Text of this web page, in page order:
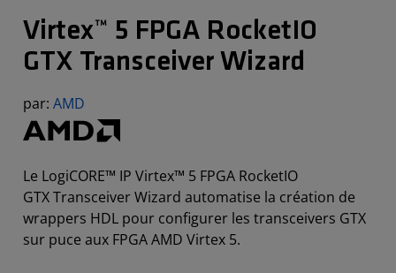
Virtex™ 5 FPGA RocketIO
GTX Transceiver Wizard
par: AMD
Le LogiCORE™ IP Virtex™ 5 FPGA RocketIO
GTX Transceiver Wizard automatise la création de
wrappers HDL pour configurer les transceivers GTX
sur puce aux FPGA AMD Virtex 5.